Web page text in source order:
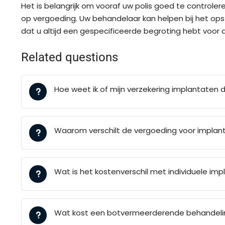
Het is belangrijk om vooraf uw polis goed te
op vergoeding. Uw behandelaar kan helpen bij het
dat u altijd een gespecificeerde begroting hebt voor
Related questions
Hoe weet ik of mijn verzekering implantaten
Waarom verschilt de vergoeding voor
Wat is het kostenverschil met individuele
Wat kost een botvermeerderende